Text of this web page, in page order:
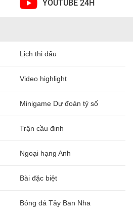
YOUTUBE 24H
Lịch thi đấu
Video highlight
Minigame Dự đoán tỷ số
Trận cầu đinh
Ngoại hạng Anh
Bài đặc biệt
Bóng đá Tây Ban Nha